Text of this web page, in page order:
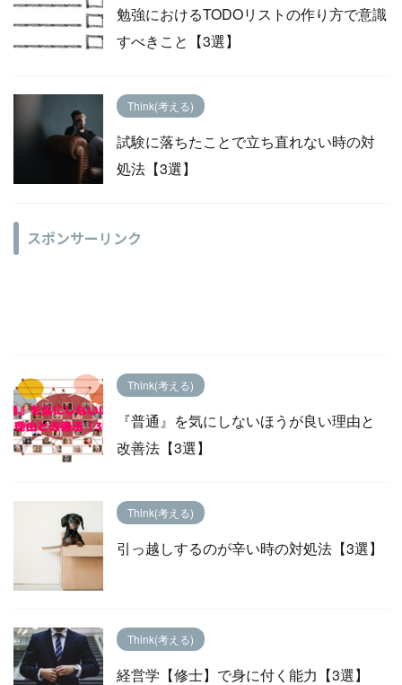
勉強におけるTODOリストの作り方で意識
すべきこと【3選】
Think(考える)
試験に落ちたことで立ち直れない時の対
処法【3選】
スポンサーリンク
Think(考える)
『普通』を気にしないほうが良い理由と
改善法【3選】
Think(考える)
引っ越しするのが辛い時の対処法【3選】
Think(考える)
経営学【修士】で身に付く能力【3選】